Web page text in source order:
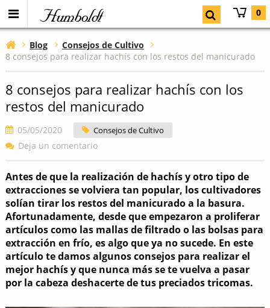
Humboldt 0
Blog
Consejos de Cultivo
8 consejos para realizar hachís con los restos del manicurado
8 consejos para realizar hachís con los
restos del manicurado
05/05/2020 Consejos de Cultivo
Deja un comentario
Antes de que la realización de hachís y otro tipo de
extracciones se volviera tan popular, los cultivadores
solían tirar los restos del manicurado a la basura.
Afortunadamente, desde que empezaron a proliferar
artículos como las mallas de filtrado o las bolsas para
extracción en frío, es algo que ya no sucede. En este
artículo te damos algunos consejos para realizar el
mejor hachís y que nunca más se te vuelva a pasar
por la cabeza deshacerte de tus preciados tricomas.